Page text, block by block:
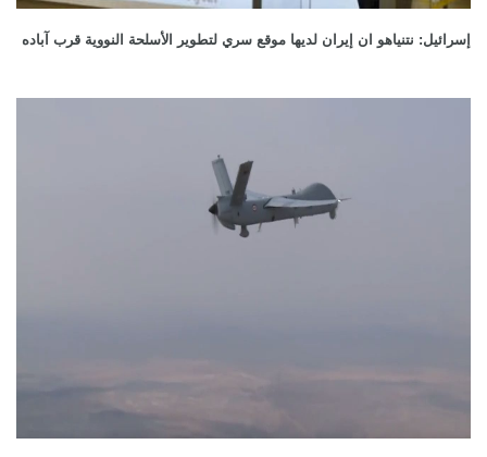
إسرائيل: نتنياهو ان إيران لديها موقع سري لتطوير الأسلحة النووية قرب آباده